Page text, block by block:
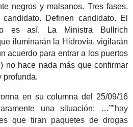
negros y malsanos. Tres fases.
Definen candidato. El
es así. La Ministra Bullrich
iluminarán la Hidrovía, vigilarán
acuerdo para entrar a los puertos
no hace nada más que confirmar
profunda.
en su columna del 25/09/16
una situación: …”"hay
que tiran paquetes de drogas